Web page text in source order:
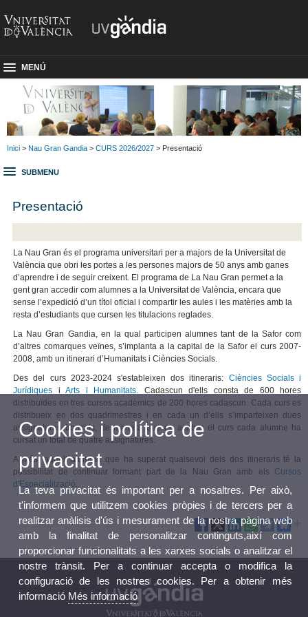
MENÚ
Inici > Nau Gran Gandia > CURS 2026/2027 > Presentació
SUBMENU
Presentació
La Nau Gran és el programa universitari per a majors de la Universitat de
València que obri les portes a les persones majors de 50 anys amb ganes
d’aprendre i de seguir creixent. El programa de La Nau Gran permet a la
gent gran accedir com alumnes a la Universitat de València, encara que
sense l’expedició d’un títol oficial i compartir les aules i les matèries amb la
resta d’estudiants que cursen les titulacions reglades.
La Nau Gran Gandia, en la qual participen alumnes tant de la Safor com
d’altres comarques veïnes, s’implanta a la capital de la Safor el curs 2007-
2008, amb un itinerari d’Humanitats i Ciències Socials.
Des del curs 2023-2024 s'estableixen dos itineraris: Ciències Socials i
Jurídiques iArts i Humanitats. Cadascun d'ells consta de 600 hores
distribuïdes en tres cursos acadèmics de 200 hores cadascun. Cada curs es
distribueix en dos quadrimestres i en cada un d’ells s’imparteixen dues
assignatures troncals, de manera que en acabar el curs cada alumne ha
cursat un total de quatre assignatures.
A més, aquell alumnat que ha superat qualsevol dels dos itineraris té la
possibilitat de continuar formant part de la Nau Gran amb els Cursos
d'Especialització.
Cookies i política de
privacitat
La teva privacitat és important per a nosaltres. Per això,
t'informem que utilitzem cookies pròpies i de tercers per a
realitzar anàlisis d'ús i mesurament de la nostra pàgina web
amb la finalitat de personalitzar continguts,així com
proporcionar funcionalitats a les xarxes socials o analitzar el
nostre trànsit. Per a continuar accepta o modifica la
configuració de les nostres cookies. Per a obtenir més
informació Més informació